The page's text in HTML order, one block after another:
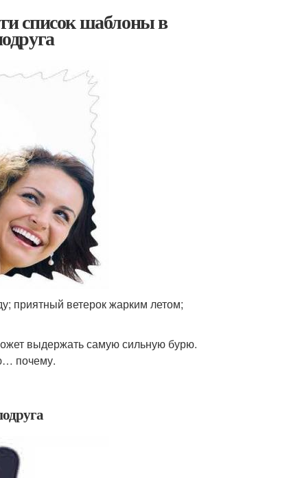
список шаблоны в
приятный ветерок жарким летом;
выдержать самую сильную бурю.
почему.